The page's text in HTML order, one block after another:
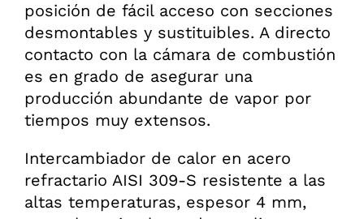
posición de fácil acceso con secciones
desmontables y sustituibles. A directo
contacto con la cámara de combustión
es en grado de asegurar una
producción abundante de vapor por
tiempos muy extensos.
Intercambiador de calor en acero
refractario AISI 309-S resistente a las
altas temperaturas, espesor 4 mm,